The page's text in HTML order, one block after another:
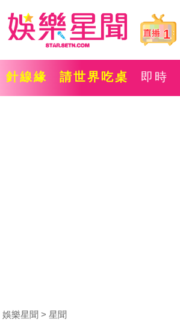
1
針線緣 請世界吃桌 即時
娛樂星聞 星聞